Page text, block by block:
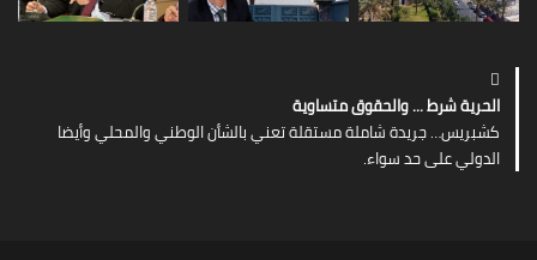
‏الحرية شرط ... والحقوق متساوية
‏كشبريس… جريدة شاملة مستقلة ‏تعني بالشأن الوطني والمحلي وأيضا
الدولي على حد سواء.